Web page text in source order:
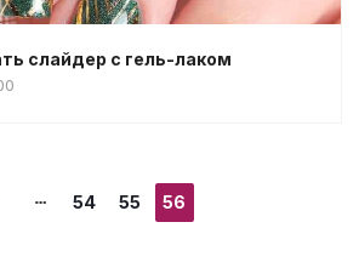
слайдер с гель-лаком
54 55 56